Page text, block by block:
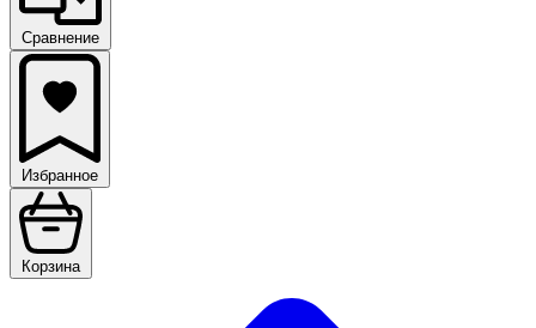
Сравнение
Избранное
Корзина